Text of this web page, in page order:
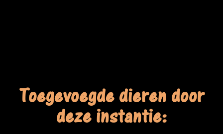
Toegevoegde dieren door
deze instantie: